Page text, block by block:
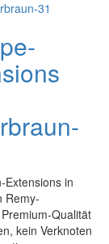
Extensions in
Remy-
Qualität
kein Verknoten